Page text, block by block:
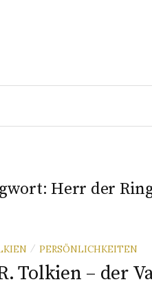
Herr der
/ PERSÖNLICHKEITEN
Tolkien – der